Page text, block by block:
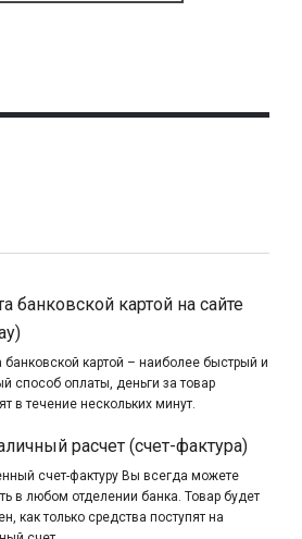
банковской картой на сайте
банковской картой – наиболее быстрый и
способ оплаты, деньги за товар
в течение нескольких минут.
расчет (счет-фактура)
счет-фактуру Вы всегда можете
в любом отделении банка. Товар будет
как только средства поступят на